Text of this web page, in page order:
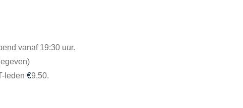
vanaf 19:30 uur.
leden €9,50.